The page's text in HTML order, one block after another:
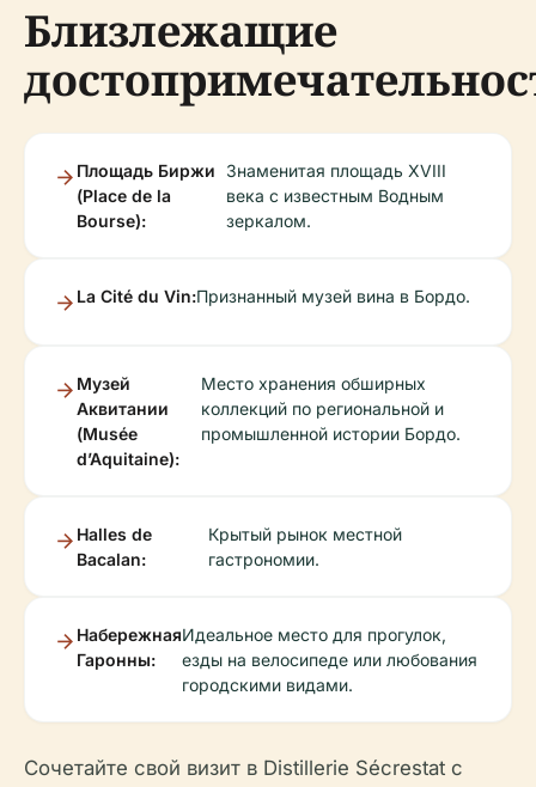
Близлежащие
Площадь Биржи
(Place de la
Bourse):
Знаменитая площадь XVIII
века с известным Водным
зеркалом.
La Cité du Vin:Признанный музей вина в Бордо.
Музей
Аквитании
(Musée
d’Aquitaine):
Место хранения обширных
коллекций по региональной и
промышленной истории Бордо.
Halles de
Bacalan:
Крытый рынок местной
гастрономии.
Набережная
Гаронны:
Идеальное место для прогулок,
езды на велосипеде или любования
городскими видами.
Сочетайте свой визит в Distillerie Sécrestat с